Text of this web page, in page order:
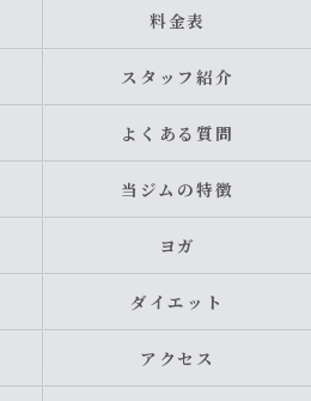
料金表
スタッフ紹介
よくある質問
当ジムの特徴
ヨガ
ダイエット
アクセス